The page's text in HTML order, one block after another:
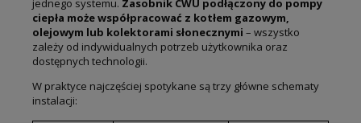
jednego systemu. Zasobnik CWU podłączony do pompy
ciepła może współpracować z kotłem gazowym,
olejowym lub kolektorami słonecznymi – wszystko
zależy od indywidualnych potrzeb użytkownika oraz
dostępnych technologii.
W praktyce najczęściej spotykane są trzy główne schematy
instalacji: